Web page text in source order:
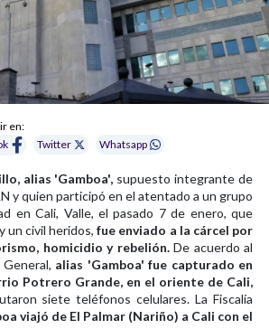
en:
Twitter Whatsapp
alias 'Gamboa', supuesto integrante de
y quien participó en el atentado a un grupo
en Cali, Valle, el pasado 7 de enero, que
un civil heridos, fue enviado a la cárcel por
homicidio y rebelión.De acuerdo al
alias 'Gamboa' fue capturado en
Potrero Grande, en el oriente de Cali,
siete teléfonos celulares. La Fiscalía
viajó de El Palmar (Nariño) a Cali con el